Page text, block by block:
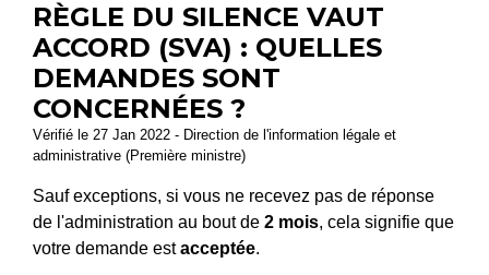
RÈGLE DU SILENCE VAUT
ACCORD (SVA) : QUELLES
DEMANDES SONT
CONCERNÉES ?
Vérifié le 27 Jan 2022 - Direction de l'information légale et
administrative (Première ministre)
Sauf exceptions, si vous ne recevez pas de réponse
de l'administration au bout de 2 mois, cela signifie que
votre demande estacceptée.